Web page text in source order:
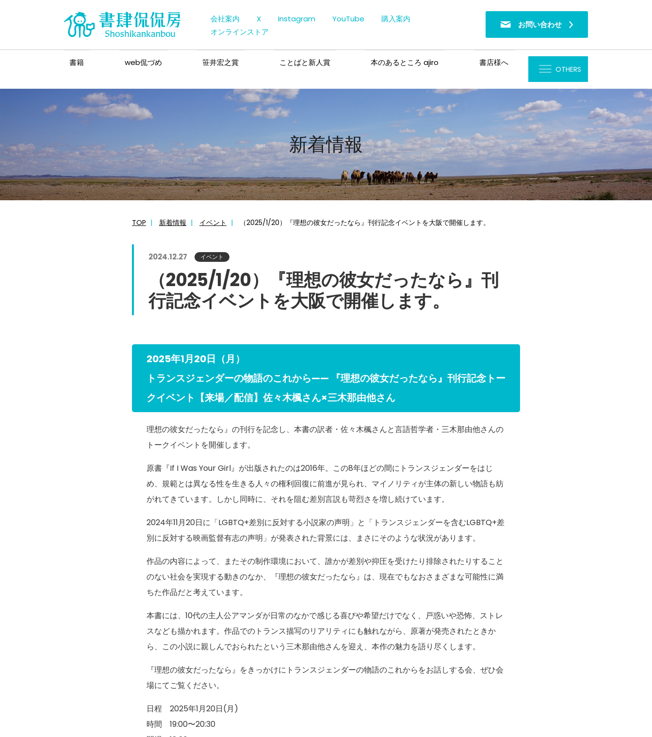
会社案内 X Instagram YouTube
購入案内
オンラインストア
お問い合わせ
書籍 web侃づめ 笹井宏之賞 ことばと新人賞 本のあるところ ajiro 書店様へ
OTHERS
新着情報
TOP 新着情報 イベント （2025/1/20）『理想の彼女だったなら』刊行記念イベントを大阪で開催します。
2024.12.27 イベント
（2025/1/20）『理想の彼女だったなら』刊
行記念イベントを大阪で開催します。
2025年1月20日（月）
トランスジェンダーの物語のこれから—— 『理想の彼女だったなら』刊行記念トー
クイベント【来場／配信】佐々木楓さん×三木那由他さん
理想の彼女だったなら』の刊行を記念し、本書の訳者・佐々木楓さんと言語哲学者・三木那由他さんの
トークイベントを開催します。
原書『If I Was Your Girl』が出版されたのは2016年。この8年ほどの間にトランスジェンダーをはじ
め、規範とは異なる性を生きる人々の権利回復に前進が見られ、マイノリティが主体の新しい物語も紡
がれてきています。しかし同時に、それを阻む差別言説も苛烈さを増し続けています。
2024年11月20日に「LGBTQ+差別に反対する小説家の声明」と「トランスジェンダーを含むLGBTQ+差
別に反対する映画監督有志の声明」が発表された背景には、まさにそのような状況があります。
作品の内容によって、またその制作環境において、誰かが差別や抑圧を受けたり排除されたりすること
のない社会を実現する動きのなか、『理想の彼女だったなら』は、現在でもなおさまざまな可能性に満
ちた作品だと考えています。
本書には、10代の主人公アマンダが日常のなかで感じる喜びや希望だけでなく、戸惑いや恐怖、ストレ
スなども描かれます。作品でのトランス描写のリアリティにも触れながら、原著が発売されたときか
ら、この小説に親しんでおられたという三木那由他さんを迎え、本作の魅力を語り尽くします。
『理想の彼女だったなら』をきっかけにトランスジェンダーの物語のこれからをお話しする会、ぜひ会
場にてご覧ください。
日程 2025年1月20日(月)
時間 19:00〜20:30